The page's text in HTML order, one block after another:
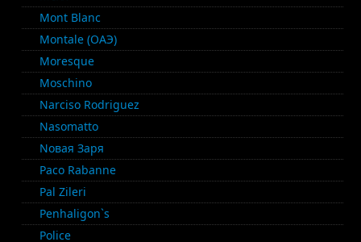
Mont Blanc
Montale (ОАЭ)
Moresque
Moschino
Narciso Rodriguez
Nasomatto
Nовая Заря
Paco Rabanne
Pal Zileri
Penhaligon`s
Police